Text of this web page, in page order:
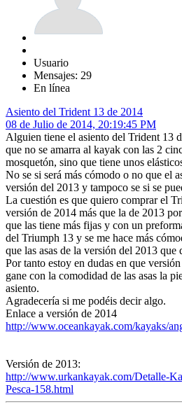
Usuario
Mensajes: 29
En línea
Asiento del Trident 13 de 2014
08 de Julio de 2014, 20:19:45 PM
Alguien tiene el asiento del Trident 13
que no se amarra al kayak con las 2
mosquetón, sino que tiene unos
No se si será más cómodo o no que el
versión del 2013 y tampoco se si se
La cuestión es que quiero comprar el
versión de 2014 más que la de 2013
que las tiene más fijas y con un
del Triumph 13 y se me hace más
que las asas de la versión del 2013 que
Por tanto estoy en dudas en que
gane con la comodidad de las asas la
asiento.
Agradecería si me podéis decir algo.
Enlace a versión de 2014
http://www.oceankayak.com/kayaks/
Versión de 2013:
http://www.urkankayak.com/Detalle-
Pesca-158.html